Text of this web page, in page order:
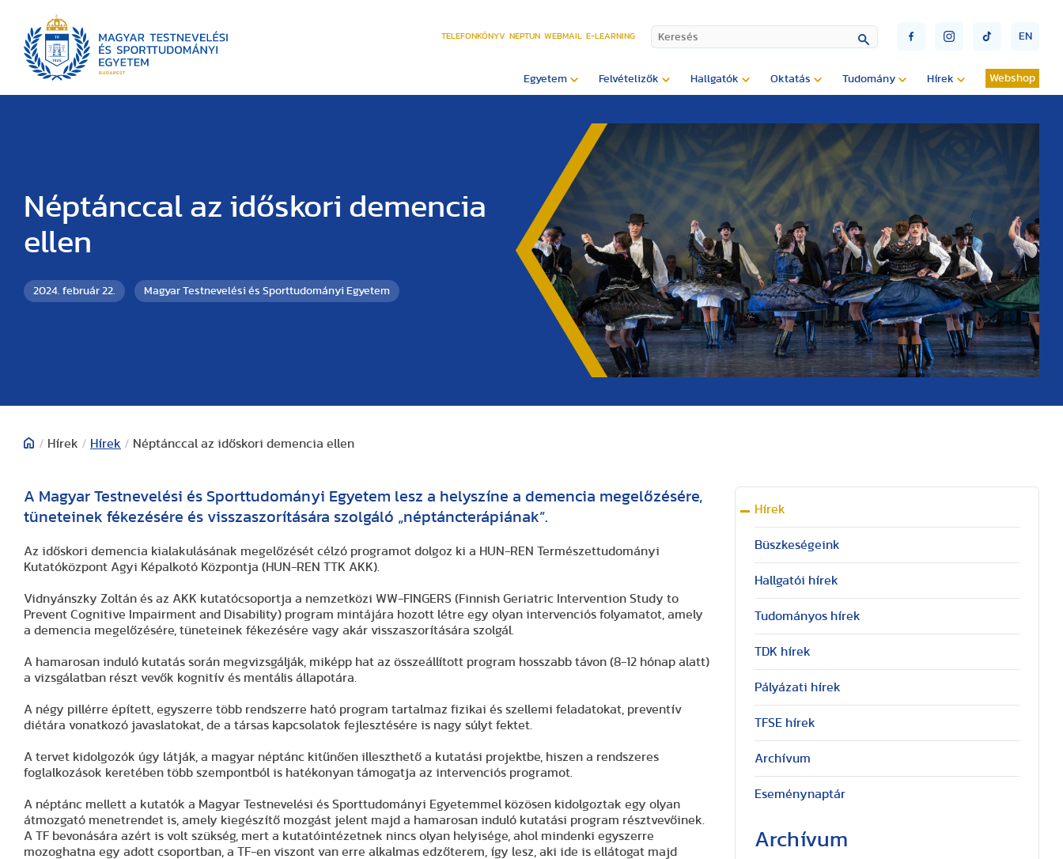
TELEFONKÖNYV NEPTUN WEBMAIL E-LEARNING EN
Egyetem Felvételizők Hallgatók Oktatás Tudomány Hírek Webshop
Néptánccal az időskori demencia
ellen
2024. február 22. Magyar Testnevelési és Sporttudományi Egyetem
/ Hírek / Hírek / Néptánccal az időskori demencia ellen
A Magyar Testnevelési és Sporttudományi Egyetem lesz a helyszíne a demencia megelőzésére,
tüneteinek fékezésére és visszaszorítására szolgáló „néptáncterápiának”.
Az időskori demencia kialakulásának megelőzését célzó programot dolgoz ki a HUN-REN Természettudományi
Kutatóközpont Agyi Képalkotó Központja (HUN-REN TTK AKK).
Vidnyánszky Zoltán és az AKK kutatócsoportja a nemzetközi WW-FINGERS (Finnish Geriatric Intervention Study to
Prevent Cognitive Impairment and Disability) program mintájára hozott létre egy olyan intervenciós folyamatot, amely
a demencia megelőzésére, tüneteinek fékezésére vagy akár visszaszorítására szolgál.
A hamarosan induló kutatás során megvizsgálják, miképp hat az összeállított program hosszabb távon (8-12 hónap alatt)
a vizsgálatban részt vevők kognitív és mentális állapotára.
A négy pillérre épített, egyszerre több rendszerre ható program tartalmaz fizikai és szellemi feladatokat, preventív
diétára vonatkozó javaslatokat, de a társas kapcsolatok fejlesztésére is nagy súlyt fektet.
A tervet kidolgozók úgy látják, a magyar néptánc kitűnően illeszthető a kutatási projektbe, hiszen a rendszeres
foglalkozások keretében több szempontból is hatékonyan támogatja az intervenciós programot.
A néptánc mellett a kutatók a Magyar Testnevelési és Sporttudományi Egyetemmel közösen kidolgoztak egy olyan
átmozgató menetrendet is, amely kiegészítő mozgást jelent majd a hamarosan induló kutatási program résztvevőinek.
A TF bevonására azért is volt szükség, mert a kutatóintézetnek nincs olyan helyisége, ahol mindenki egyszerre
mozoghatna egy adott csoportban, a TF-en viszont van erre alkalmas edzőterem, így lesz, aki ide is ellátogat majd
Hírek
Büszkeségeink
Hallgatói hírek
Tudományos hírek
TDK hírek
Pályázati hírek
TFSE hírek
Archívum
Eseménynaptár
Archívum